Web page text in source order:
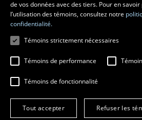
© 2026 Université Laval
Tous
Conditions générales
de vos données avec des tiers. Pour en savoir
l’utilisation des témoins, consultez notre
confidentialité.
Témoins strictement nécessaires
Témoins de performance
Témoins de fonctionnalité
Tout accepter Refuser les